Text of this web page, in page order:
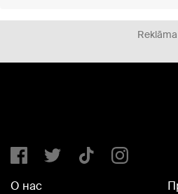
Reklāma
О нас